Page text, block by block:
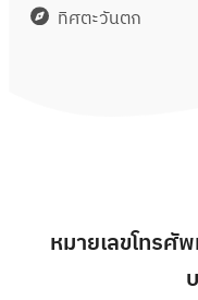
ทิศตะวันตก
หมายเลขโทรศั